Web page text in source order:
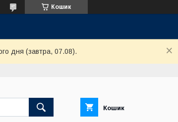
Кошик
дня (завтра, 07.08).
Кошик